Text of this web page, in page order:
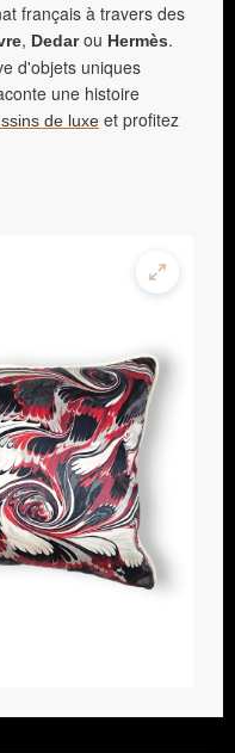
français à travers des
, Dedarou Hermès.
d'objets uniques
une histoire
de luxe et profitez